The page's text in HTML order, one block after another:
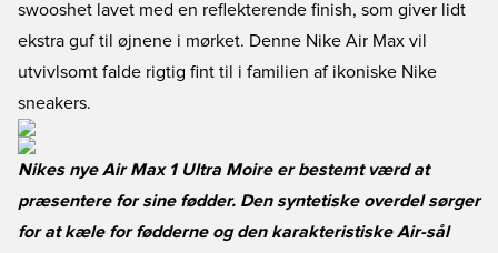
swooshet lavet med en reflekterende finish, som giver lidt
ekstra guf til øjnene i mørket. Denne Nike Air Max vil
utvivlsomt falde rigtig fint til i familien af ikoniske Nike
sneakers.
Nikes nye Air Max 1 Ultra Moire er bestemt værd at
præsentere for sine fødder. Den syntetiske overdel sørger
for at kæle for fødderne og den karakteristiske Air-sål